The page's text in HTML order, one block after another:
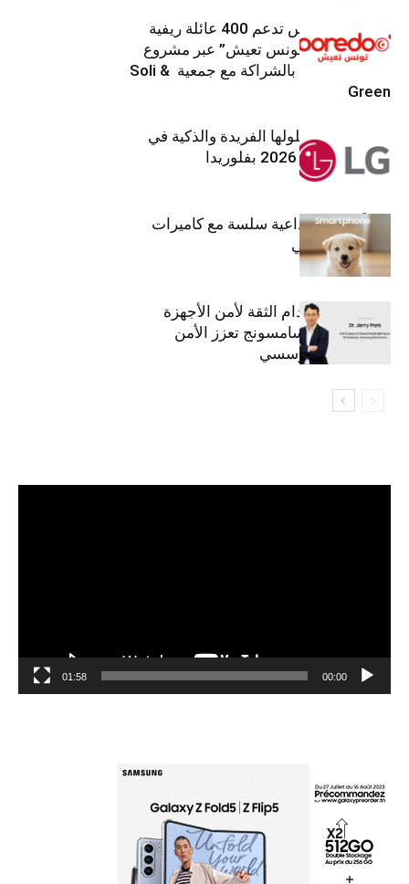
Ooredoo تونس تدعم 400 عائلة ريفية
ضمن برنامج “تونس تعيش” عبر مشروع
تنموي مستدام بالشراكة مع جمعية Soli &
Green
إل جي تقدم حلولها الفريدة والذكية في
معرض (KBIS) 2026 بفلوريدا
قريباً: تجربة إبداعية سلسة مع كاميرات
أجهزة جالاكسي
استراتيجية انعدام الثقة لأمن الأجهزة
المحمولة من سامسونج تعزز الأمن
السيبراني المؤسسي
00:00
01:58